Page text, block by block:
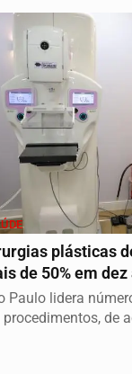
plásticas
de 50% em dez
Paulo lidera
procedimentos, de